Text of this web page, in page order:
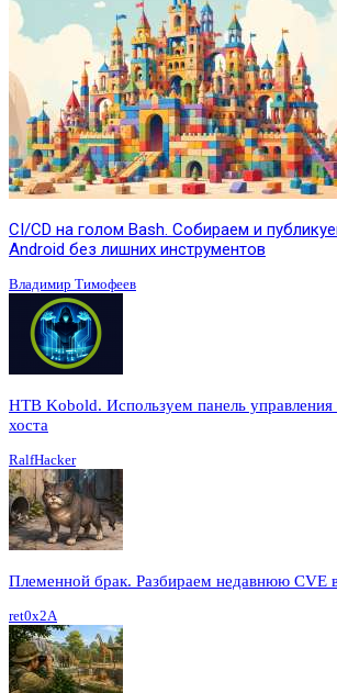
CI/CD на голом Bash. Собираем и
Android без лишних инструментов
Владимир Тимофеев
HTB Kobold. Используем панель управления
хоста
RalfHacker
Племенной брак. Разбираем недавнюю CVE
ret0x2A